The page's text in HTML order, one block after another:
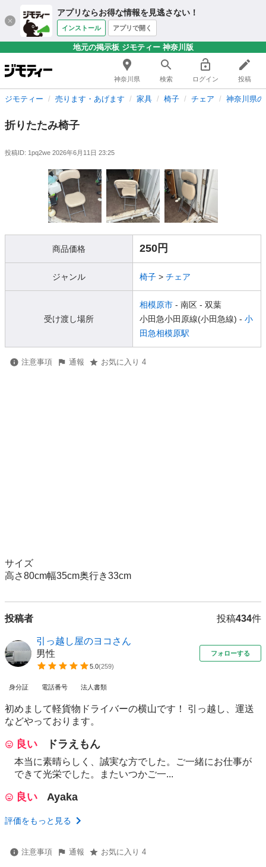
アプリならお得な情報を見逃さない！
インストール アプリで開く
地元の掲示板 ジモティー 神奈川版
神奈川県 検索 ログイン 投稿
ジモティー 売ります・あげます 家具 椅子 チェア 神奈川県
折りたたみ椅子
投稿ID: 1pq2we 2026年6月11日 23:25
商品価格 250円
ジャンル 椅子 > チェア
受け渡し場所
相模原市 - 南区 - 双葉
小田急小田原線(小田急線) - 小
田急相模原駅
注意事項 通報 お気に入り 4
サイズ
高さ80cm幅35cm奥行き33cm
投稿者 投稿434件
引っ越し屋のヨコさん
男性
5.0(259)
フォローする
身分証 電話番号 法人書類
初めまして軽貨物ドライバーの横山です！ 引っ越し、運送
などやっております。
良い ドラえもん
本当に素晴らしく、誠実な方でした。ご一緒にお仕事が
できて光栄でした。またいつかご一...
良い Ayaka
評価をもっと見る
注意事項 通報 お気に入り 4